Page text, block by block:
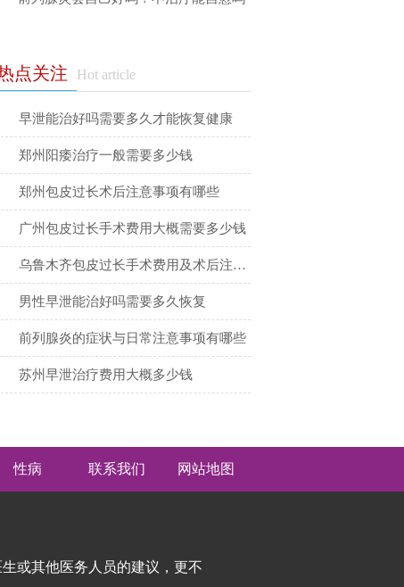
点关注 Hot article
早泄能治好吗需要多久才能恢复健康
郑州阳痿治疗一般需要多少钱
郑州包皮过长术后注意事项有哪些
广州包皮过长手术费用大概需要多少钱
乌鲁木齐包皮过长手术费用及术后注意事项
男性早泄能治好吗需要多久恢复
前列腺炎的症状与日常注意事项有哪些
苏州早泄治疗费用大概多少钱
性病 联系我们 网站地图
或其他医务人员的建议，更不